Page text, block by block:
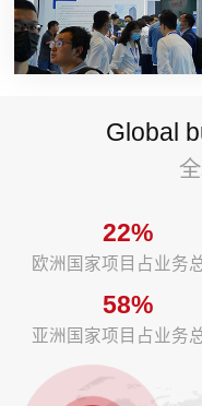
Global
22%
欧洲国家项目占业务
58%
亚洲国家项目占业务